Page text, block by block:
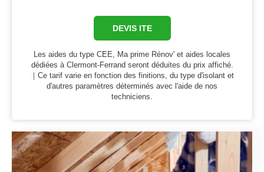
DEVIS ITE
Les aides du type CEE, Ma prime Rénov' et aides locales
dédiées à Clermont-Ferrand seront déduites du prix affiché.
｜Ce tarif varie en fonction des finitions, du type d'isolant et
d'autres paramètres déterminés avec l'aide de nos
techniciens.